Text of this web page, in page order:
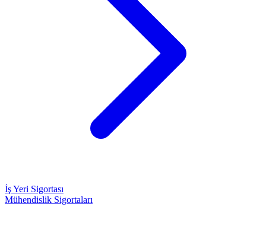
İş Yeri Sigortası
Mühendislik Sigortaları